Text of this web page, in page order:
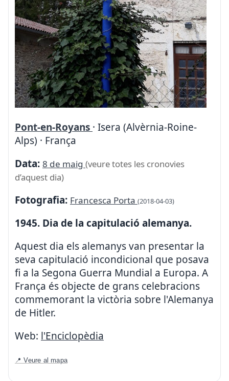
Pont-en-Royans · Isera (Alvèrnia-Roine-
Alps) · França
Data: 8 de maig (veure totes les cronovies
d’aquest dia)
Fotografia: Francesca Porta (2018-04-03)
1945. Dia de la capitulació alemanya.
Aquest dia els alemanys van presentar la
seva capitulació incondicional que posava
fi a la Segona Guerra Mundial a Europa. A
França és objecte de grans celebracions
commemorant la victòria sobre l'Alemanya
de Hitler.
Web: l'Enciclopèdia
📍 Veure al mapa